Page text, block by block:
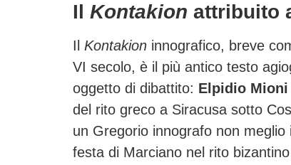
Il Kontakion attribuito
Il Kontakion innografico, breve
VI secolo, è il più antico testo
oggetto di dibattito: Elpidio Mioni
del rito greco a Siracusa sotto
un Gregorio innografo non
festa di Marciano nel rito